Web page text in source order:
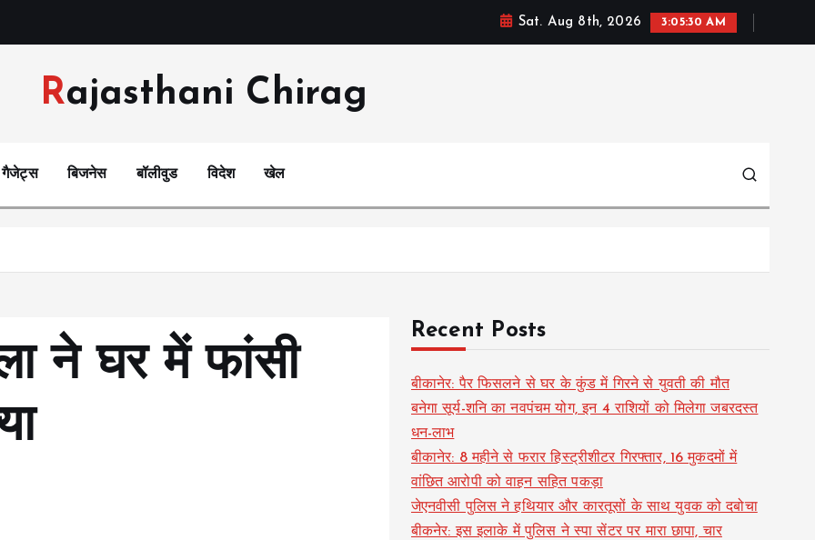
Sat. Aug 8th, 2026 3:05:31 AM
Rajasthani Chirag
गैजेट्स बिजनेस बॉलीवुड विदेश खेल
ने घर में फांसी
Recent Posts
बीकानेर: पैर फिसलने से घर के कुंड में गिरने से युवती की मौत
बनेगा सूर्य-शनि का नवपंचम योग, इन 4 राशियों को मिलेगा जबरदस्त
धन-लाभ
बीकानेर: 8 महीने से फरार हिस्ट्रीशीटर गिरफ्तार, 16 मुकदमों में
वांछित आरोपी को वाहन सहित पकड़ा
जेएनवीसी पुलिस ने हथियार और कारतूसों के साथ युवक को दबोचा
बीकनेर: इस इलाके में पुलिस ने स्पा सेंटर पर मारा छापा, चार